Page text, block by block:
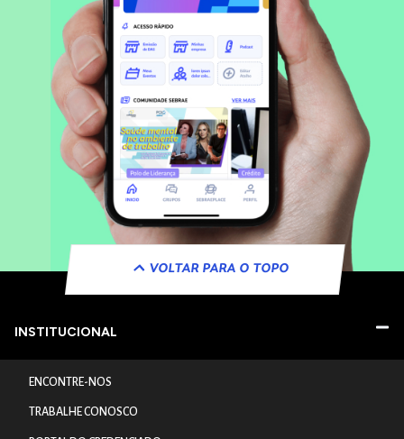
VOLTAR PARA O TOPO
INSTITUCIONAL
ENCONTRE-NOS
TRABALHE CONOSCO